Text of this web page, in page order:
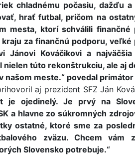
chladnému počasiu, dažďu
hrať futbal, pričom na
mesta, ktorí schválili
za finančnú podporu,
Jánovi Kováčikovi a
nielen túto rekonštrukciu, ale aj
našom meste.“ povedal primátor
aj prezident SFZ Ján
je ojedinelý. Je prvý na
a hlavne zo súkromných
ostatné, ktoré sme za
zväzu. Chcem
Slovensko potrebuje.“